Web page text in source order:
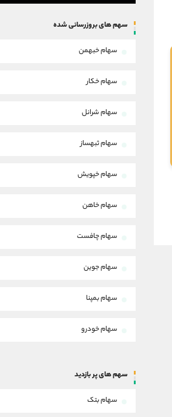
سهم های بروزرسانی شده
سهام خبهمن
سهام خکار
سهام شرانل
سهام ثبهساز
سهام خپویش
سهام خاهن
سهام چافست
سهام جوین
سهام بمپنا
سهام خودرو
سهم های پر بازدید
سهام بتک